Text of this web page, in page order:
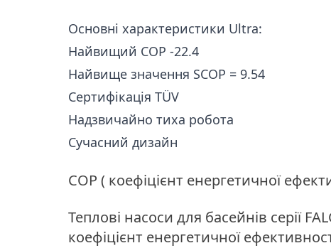
Основні характеристики Ultra:
Найвищий COP -22.4
Найвище значення SCOP = 9.54
Сертифікація TÜV
Надзвичайно тиха робота
Сучасний дизайн
COP ( коефіцієнт енергетичної
Теплові насоси для басейнів серії
коефіцієнт енергетичної